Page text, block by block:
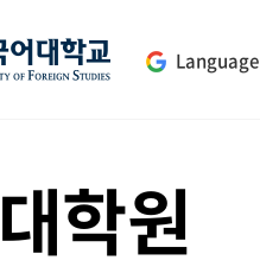
Language
학원